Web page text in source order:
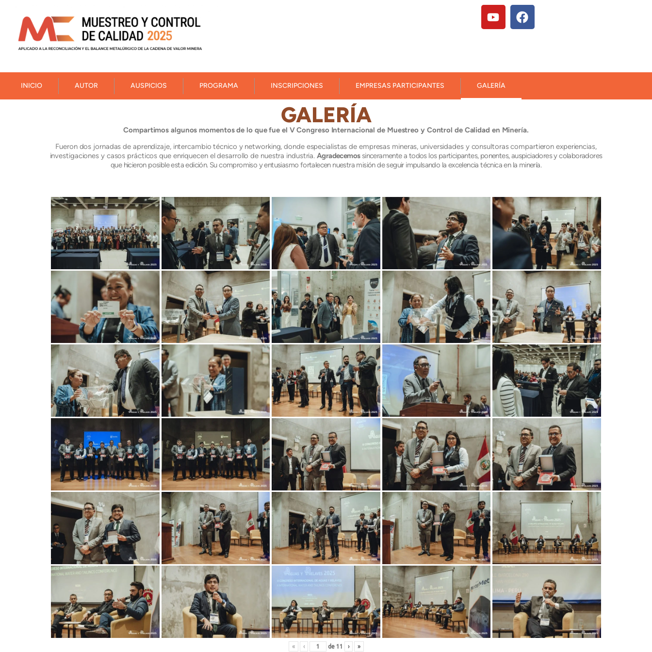
INICIO AUTOR AUSPICIOS PROGRAMA INSCRIPCIONES EMPRESAS PARTICIPANTES GALERÍA
GALERÍA
Compartimos algunos momentos de lo que fue el V Congreso Internacional de Muestreo y Control de Calidad en Minería.
Fueron dos jornadas de aprendizaje, intercambio técnico y networking, donde especialistas de empresas mineras, universidades y consultoras compartieron experiencias,
investigaciones y casos prácticos que enriquecen el desarrollo de nuestra industria.Agradecemos sinceramente a todos los participantes, ponentes, auspiciadores y colaboradores
que hicieron posible esta edición. Su compromiso y entusiasmo fortalecen nuestra misión de seguir impulsando la excelencia técnica en la minería.
« ‹ de 11 › »